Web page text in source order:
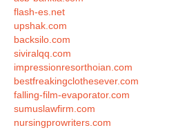
flash-es.net
upshak.com
backsilo.com
siviralqq.com
impressionresorthoian.com
bestfreakingclothesever.com
falling-film-evaporator.com
sumuslawfirm.com
nursingprowriters.com